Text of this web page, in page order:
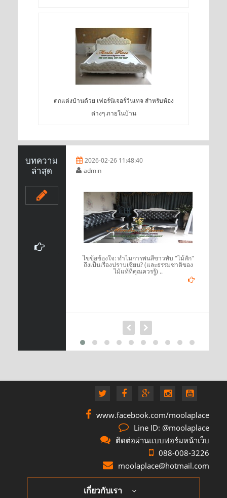
ตกแต่งบ้านด้วย เฟอร์นิเจอร์วินเทจ สำหรับห้อง
ต่างๆ ภายในบ้าน
บทความ
ล่าสุด
2026-02-26 11:48:40
admin
ไขข้อข้องใจ: ทำไมการพ่นสีขาวทับ "ไม้สัก"
ถึงเป็นเรื่องปราบเซียน? (และธรรมชาติของ
ไม้แท้ที่คุณควรรู้) ..
www.facebook.com/moolaplace
Line ID: @moolaplace
ติดต่อผ่านแบบฟอร์มหน้าเว็บ
088-008-3226
moolaplace@hotmail.com
เกี่ยวกับเรา